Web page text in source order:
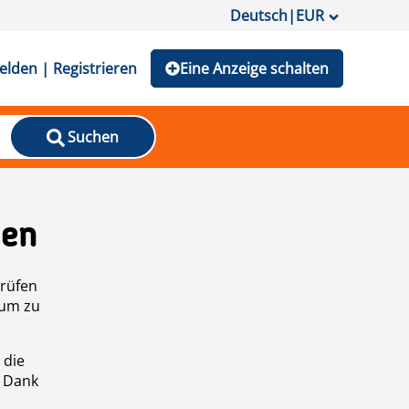
Deutsch|EUR
| Registrieren Eine Anzeige schalten
Suchen
zu
die